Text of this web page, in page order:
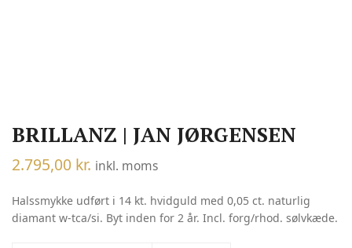
BRILLANZ | JAN JØRGENSEN
2.795,00 kr. inkl. moms
Halssmykke udført i 14 kt. hvidguld med 0,05 ct. naturlig
diamant w-tca/si. Byt inden for 2 år. Incl. forg/rhod. sølvkæde.